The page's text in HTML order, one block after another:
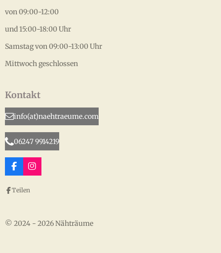
von 09:00-12:00
und 15:00-18:00 Uhr
Samstag von 09:00-13:00 Uhr
Mittwoch geschlossen
Kontakt
info(at)naehtraeume.com
06247 9914219
F
a
e
k
I
n
a
Teilen
© 2024 - 2026 Nähträume